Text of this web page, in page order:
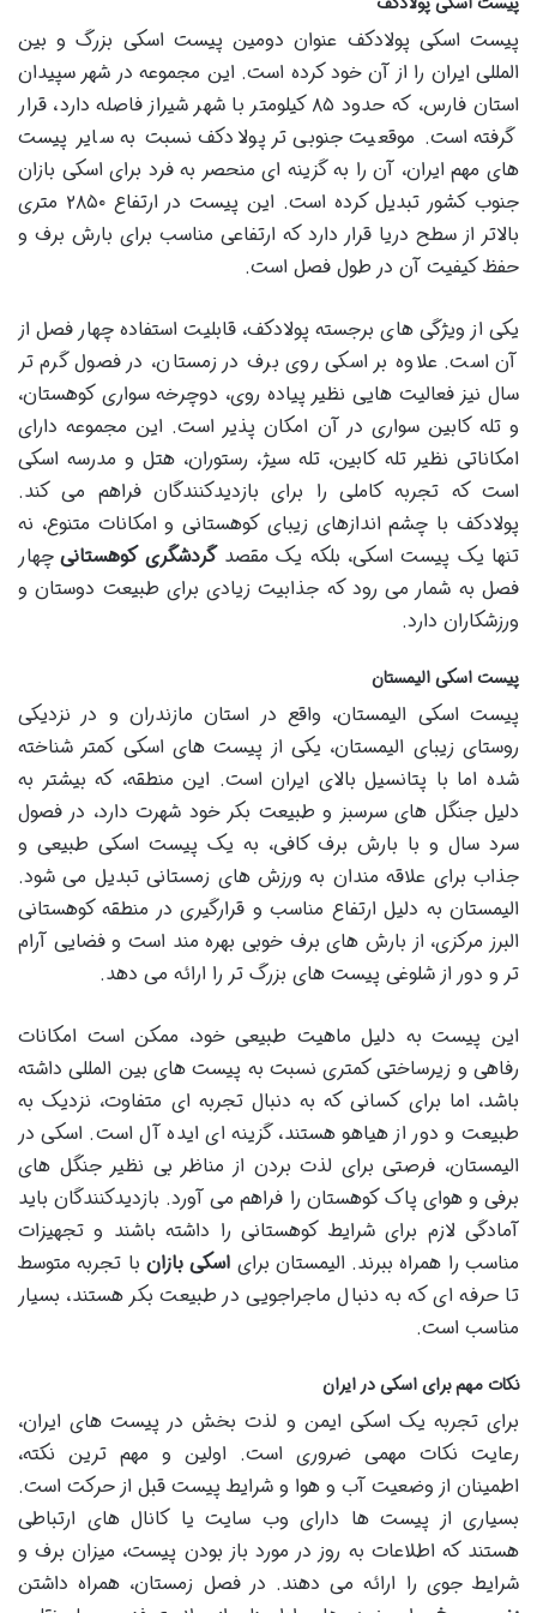
پیست اسکی پولادکف عنوان دومین پیست اسکی بزرگ و بین
المللی ایران را از آن خود کرده است. این مجموعه در شهر سپیدان
استان فارس، که حدود ۸۵ کیلومتر با شهر شیراز فاصله دارد، قرار
گرفته است. موقعیت جنوبی تر پولادکف نسبت به سایر پیست
های مهم ایران، آن را به گزینه ای منحصر به فرد برای اسکی بازان
جنوب کشور تبدیل کرده است. این پیست در ارتفاع ۲۸۵۰ متری
بالاتر از سطح دریا قرار دارد که ارتفاعی مناسب برای بارش برف و
حفظ کیفیت آن در طول فصل است.
یکی از ویژگی های برجسته پولادکف، قابلیت استفاده چهار فصل از
آن است. علاوه بر اسکی روی برف در زمستان، در فصول گرم تر
سال نیز فعالیت هایی نظیر پیاده روی، دوچرخه سواری کوهستان،
و تله کابین سواری در آن امکان پذیر است. این مجموعه دارای
امکاناتی نظیر تله کابین، تله سیژ، رستوران، هتل و مدرسه اسکی
است که تجربه کاملی را برای بازدیدکنندگان فراهم می کند.
پولادکف با چشم اندازهای زیبای کوهستانی و امکانات متنوع، نه
تنها یک پیست اسکی، بلکه یک مقصدگردشگری کوهستانیچهار
فصل به شمار می رود که جذابیت زیادی برای طبیعت دوستان و
ورزشکاران دارد.
پیست اسکی الیمستان
پیست اسکی الیمستان، واقع در استان مازندران و در نزدیکی
روستای زیبای الیمستان، یکی از پیست های اسکی کمتر شناخته
شده اما با پتانسیل بالای ایران است. این منطقه، که بیشتر به
دلیل جنگل های سرسبز و طبیعت بکر خود شهرت دارد، در فصول
سرد سال و با بارش برف کافی، به یک پیست اسکی طبیعی و
جذاب برای علاقه مندان به ورزش های زمستانی تبدیل می شود.
الیمستان به دلیل ارتفاع مناسب و قرارگیری در منطقه کوهستانی
البرز مرکزی، از بارش های برف خوبی بهره مند است و فضایی آرام
تر و دور از شلوغی پیست های بزرگ تر را ارائه می دهد.
این پیست به دلیل ماهیت طبیعی خود، ممکن است امکانات
رفاهی و زیرساختی کمتری نسبت به پیست های بین المللی داشته
باشد، اما برای کسانی که به دنبال تجربه ای متفاوت، نزدیک به
طبیعت و دور از هیاهو هستند، گزینه ای ایده آل است. اسکی در
الیمستان، فرصتی برای لذت بردن از مناظر بی نظیر جنگل های
برفی و هوای پاک کوهستان را فراهم می آورد. بازدیدکنندگان باید
آمادگی لازم برای شرایط کوهستانی را داشته باشند و تجهیزات
مناسب را همراه ببرند. الیمستان برای اسکی بازان با تجربه متوسط
تا حرفه ای که به دنبال ماجراجویی در طبیعت بکر هستند، بسیار
مناسب است.
نکات مهم برای اسکی در ایران
برای تجربه یک اسکی ایمن و لذت بخش در پیست های ایران،
رعایت نکات مهمی ضروری است. اولین و مهم ترین نکته،
اطمینان از وضعیت آب و هوا و شرایط پیست قبل از حرکت است.
بسیاری از پیست ها دارای وب سایت یا کانال های ارتباطی
هستند که اطلاعات به روز در مورد باز بودن پیست، میزان برف و
شرایط جوی را ارائه می دهند. در فصل زمستان، همراه داشتن